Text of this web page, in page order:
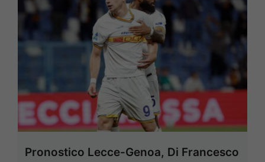
Pronostico Lecce-Genoa, Di Francesco